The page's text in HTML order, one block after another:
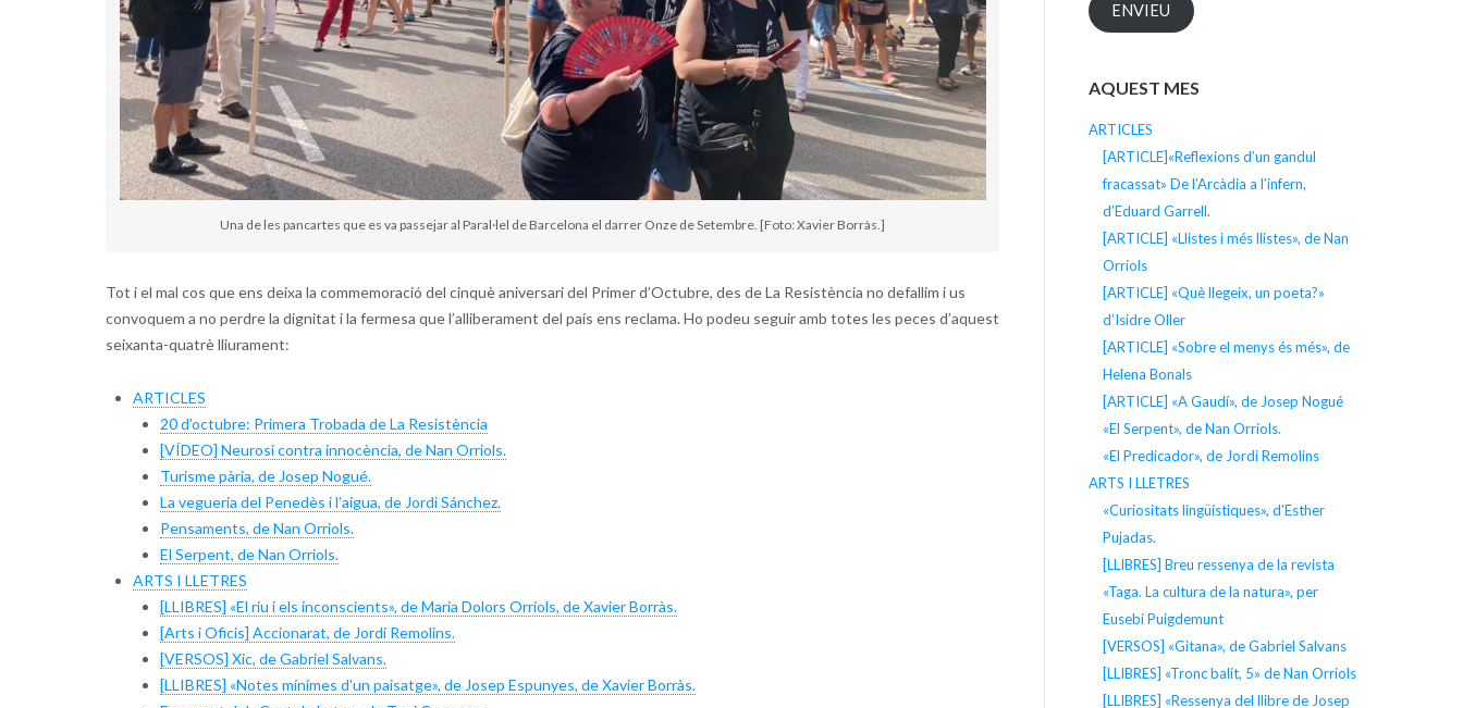
Una de les pancartes que es va passejar al Paral·lel de Barcelona el darrer Onze de Setembre. [Foto: Xavier Borràs.]
Tot i el mal cos que ens deixa la commemoració del cinquè aniversari del Primer d’Octubre, des de La Resistència no defallim i us
convoquem a no perdre la dignitat i la fermesa que l’alliberament del país ens reclama. Ho podeu seguir amb totes les peces d’aquest
seixanta-quatrè lliurament:
ARTICLES
20 d’octubre: Primera Trobada de La Resistència
[VÍDEO] Neurosi contra innocència, de Nan Orriols.
Turisme pària, de Josep Nogué.
La vegueria del Penedès i l’aigua, de Jordi Sánchez.
Pensaments, de Nan Orriols.
El Serpent, de Nan Orriols.
ARTS I LLETRES
[LLIBRES] «El riu i els inconscients», de Maria Dolors Orriols, de Xavier Borràs.
[Arts i Oficis] Accionarat, de Jordi Remolins.
[VERSOS] Xic, de Gabriel Salvans.
[LLIBRES] «Notes mínimes d’un paisatge», de Josep Espunyes, de Xavier Borràs.
ENVIEU
AQUEST MES
ARTICLES
[ARTICLE]«Reflexions d’un gandul
fracassat» De l’Arcàdia a l’infern,
d’Eduard Garrell.
[ARTICLE] «Llistes i més llistes», de Nan
Orriols
[ARTICLE] «Què llegeix, un poeta?»
d’Isidre Oller
[ARTICLE] «Sobre el menys és més», de
Helena Bonals
[ARTICLE] «A Gaudí», de Josep Nogué
«El Serpent», de Nan Orriols.
«El Predicador», de Jordi Remolins
ARTS I LLETRES
«Curiositats lingüístiques», d’Esther
Pujadas.
[LLIBRES] Breu ressenya de la revista
«Taga. La cultura de la natura», per
Eusebi Puigdemunt
[VERSOS] «Gitana», de Gabriel Salvans
[LLIBRES] «Tronc balit, 5» de Nan Orriols
[LLIBRES] «Ressenya del llibre de Josep